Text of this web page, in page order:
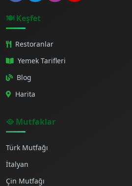
🍽️ Keşfet
Restoranlar
Yemek Tarifleri
Blog
Harita
🥘 Mutfaklar
Türk Mutfağı
İtalyan
Çin Mutfağı